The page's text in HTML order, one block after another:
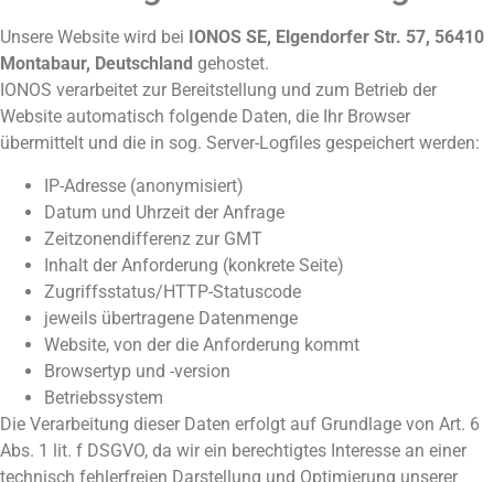
Unsere Website wird bei IONOS SE, Elgendorfer Str. 57, 56410
Montabaur, Deutschland gehostet.
IONOS verarbeitet zur Bereitstellung und zum Betrieb der
Website automatisch folgende Daten, die Ihr Browser
übermittelt und die in sog. Server-Logfiles gespeichert werden:
IP-Adresse (anonymisiert)
Datum und Uhrzeit der Anfrage
Zeitzonendifferenz zur GMT
Inhalt der Anforderung (konkrete Seite)
Zugriffsstatus/HTTP-Statuscode
jeweils übertragene Datenmenge
Website, von der die Anforderung kommt
Browsertyp und -version
Betriebssystem
Die Verarbeitung dieser Daten erfolgt auf Grundlage von Art. 6
Abs. 1 lit. f DSGVO, da wir ein berechtigtes Interesse an einer
technisch fehlerfreien Darstellung und Optimierung unserer